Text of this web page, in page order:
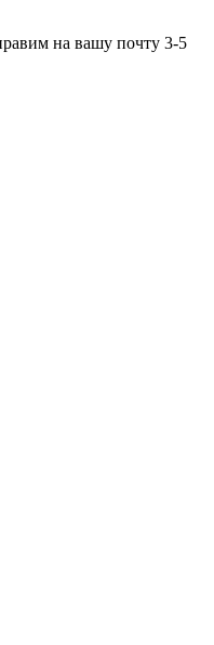
на вашу почту 3-5